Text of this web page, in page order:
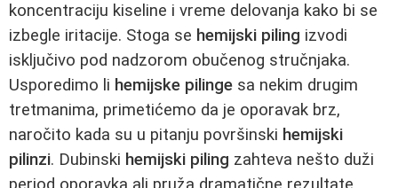
koncentraciju kiseline i vreme delovanja kako bi se
izbegle iritacije. Stoga se hemijski piling izvodi
isključivo pod nadzorom obučenog stručnjaka.
Usporedimo li hemijske pilinge sa nekim drugim
tretmanima, primetićemo da je oporavak brz,
naročito kada su u pitanju površinski hemijski
pilinzi. Dubinski hemijski piling zahteva nešto duži
period oporavka ali pruža dramatične rezultate.